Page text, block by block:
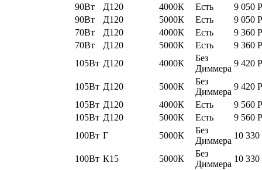
90Вт
Д120 4000К Есть 9 050 Р
90Вт
Д120 5000К Есть 9 050 Р
70Вт
Д120 4000К Есть 9 360 Р
70Вт
Д120 5000К Есть 9 360 Р
105Вт Д120 4000К
Без
Диммера
9 420 Р
105Вт Д120 5000К
Без
Диммера
9 420 Р
105Вт Д120 4000К Есть 9 560 Р
105Вт Д120 5000К Есть 9 560 Р
100Вт Г 5000К
Без
Диммера
10 330
100Вт К15 5000К
Без
Диммера
10 330